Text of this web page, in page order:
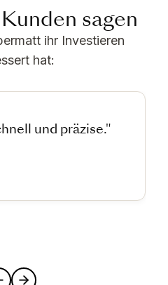
sagen
ihr Investieren
hat:
und präzise."